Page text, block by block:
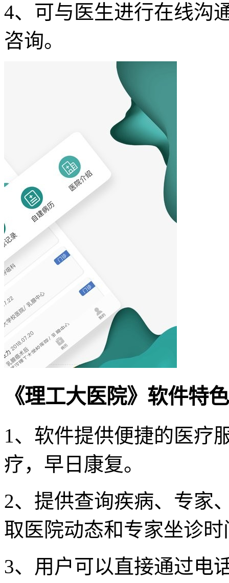
4、可与医生进行在线沟
咨询。
《理工大医院》软件特
1、软件提供便捷的医疗
疗，早日康复。
2、提供查询疾病、专家
取医院动态和专家坐诊
3、用户可以直接通过电